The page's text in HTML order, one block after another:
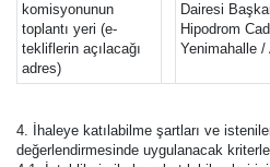
komisyonunun
toplantı yeri (e-
tekliflerin açılacağı
adres)
Dairesi
Hipodrom
Yenimahalle /
4. İhaleye katılabilme şartları ve
değerlendirmesinde uygulanacak